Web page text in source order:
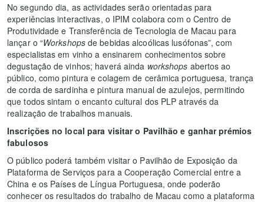
No segundo dia, as actividades serão orientadas para
experiências interactivas, o IPIM colabora com o Centro de
Produtividade e Transferência de Tecnologia de Macau para
lançar o “Workshopsde bebidas alcoólicas lusófonas”, com
especialistas em vinho a ensinarem conhecimentos sobre
degustação de vinhos; haverá ainda workshops abertos ao
público, como pintura e colagem de cerâmica portuguesa, trança
de corda de sardinha e pintura manual de azulejos, permitindo
que todos sintam o encanto cultural dos PLP através da
realização de trabalhos manuais.
Inscrições no local para visitar o Pavilhão e ganhar prémios
fabulosos
O público poderá também visitar o Pavilhão de Exposição da
Plataforma de Serviços para a Cooperação Comercial entre a
China e os Países de Língua Portuguesa, onde poderão
conhecer os resultados do trabalho de Macau como a plataforma